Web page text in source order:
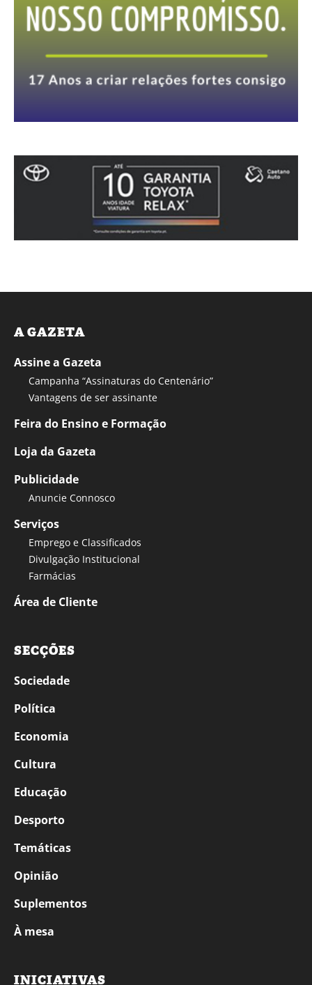
A GAZETA
Assine a Gazeta
Campanha “Assinaturas do Centenário”
Vantagens de ser assinante
Feira do Ensino e Formação
Loja da Gazeta
Publicidade
Anuncie Connosco
Serviços
Emprego e Classificados
Divulgação Institucional
Farmácias
Área de Cliente
SECÇÕES
Sociedade
Política
Economia
Cultura
Educação
Desporto
Temáticas
Opinião
Suplementos
À mesa
INICIATIVAS